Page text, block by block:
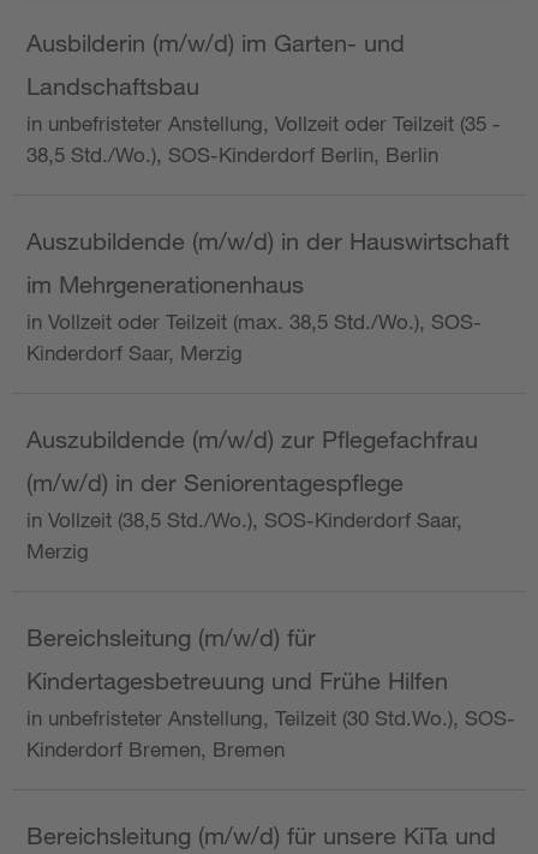
Ausbilderin (m/w/d) im Garten- und
Landschaftsbau
in unbefristeter Anstellung, Vollzeit oder Teilzeit (35 -
38,5 Std./Wo.), SOS-Kinderdorf Berlin, Berlin
Auszubildende (m/w/d) in der Hauswirtschaft
im Mehrgenerationenhaus
in Vollzeit oder Teilzeit (max. 38,5 Std./Wo.), SOS-
Kinderdorf Saar, Merzig
Auszubildende (m/w/d) zur Pflegefachfrau
(m/w/d) in der Seniorentagespflege
in Vollzeit (38,5 Std./Wo.), SOS-Kinderdorf Saar,
Merzig
Bereichsleitung (m/w/d) für
Kindertagesbetreuung und Frühe Hilfen
in unbefristeter Anstellung, Teilzeit (30 Std.Wo.), SOS-
Kinderdorf Bremen, Bremen
Bereichsleitung (m/w/d) für unsere KiTa und